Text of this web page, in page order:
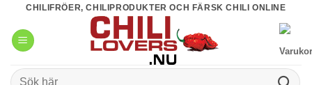
content
CHILIFRÖER, CHILIPRODUKTER OCH FÄRSK CHILI ONLINE
Sök